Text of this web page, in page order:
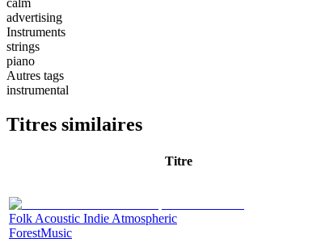
advertising
Instruments
strings
piano
Autres tags
instrumental
Titres similaires
Titre
Folk Acoustic Indie Atmospheric
ForestMusic